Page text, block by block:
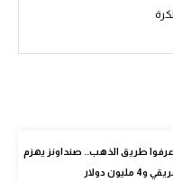
طريق الذهب.. صنداونز يهزم
دولار